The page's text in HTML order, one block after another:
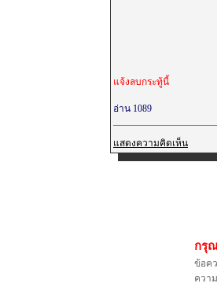
แจ้งลบกระทู้นี้
อ่าน 1089
แสดงความคิดเห็น
กรุ
ข้อค
ควา